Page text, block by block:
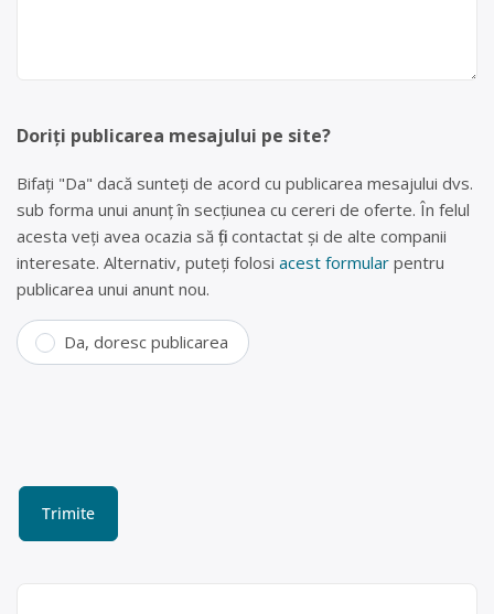
Doriți publicarea mesajului pe site?
Bifați "Da" dacă sunteți de acord cu publicarea mesajului dvs.
sub forma unui anunț în secțiunea cu cereri de oferte. În felul
acesta veți avea ocazia să fiți contactat și de alte companii
interesate. Alternativ, puteți folosi acest formular pentru
publicarea unui anunt nou.
Da, doresc publicarea